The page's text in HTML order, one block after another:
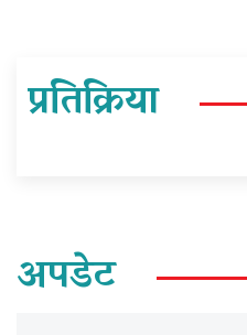
प्रतिक्रिया
अपडेट